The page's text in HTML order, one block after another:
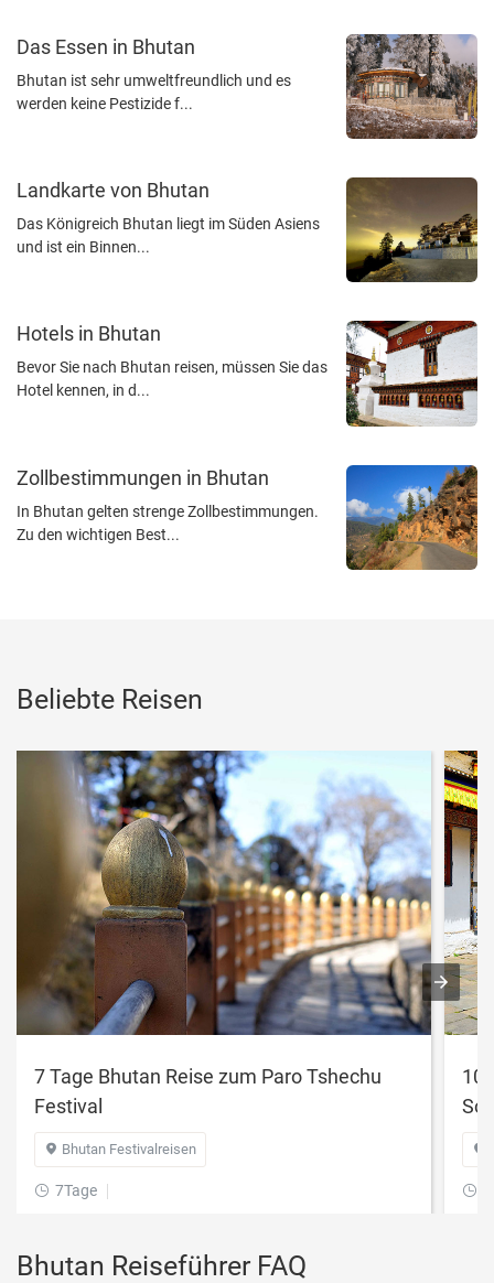
Das Essen in Bhutan
Bhutan ist sehr umweltfreundlich und es
werden keine Pestizide f...
Landkarte von Bhutan
Das Königreich Bhutan liegt im Süden Asiens
und ist ein Binnen...
Hotels in Bhutan
Bevor Sie nach Bhutan reisen, müssen Sie das
Hotel kennen, in d...
Zollbestimmungen in Bhutan
In Bhutan gelten strenge Zollbestimmungen.
Zu den wichtigen Best...
Beliebte Reisen
7 Tage Bhutan Reise zum Paro Tshechu
Festival
 Bhutan Festivalreisen
 7Tage
10


Bhutan Reiseführer FAQ